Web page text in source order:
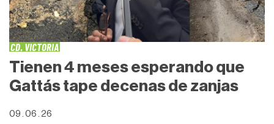
CD. VICTORIA
Tienen 4 meses esperando que
Gattás tape decenas de zanjas
09 . 06 . 26